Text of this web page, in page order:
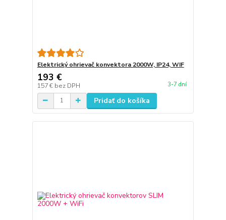
Elektrický ohrievač konvektora 2000W, IP24, WIF
193 €
157 € bez DPH 3-7 dní
Pridať do košíka